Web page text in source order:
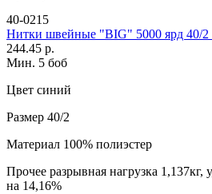
40-0215
Нитки швейные "BIG" 5000 ярд 40/2
244.45 р.
Мин. 5 боб
Цвет синий
Размер 40/2
Материал 100% полиэстер
Прочее разрывная нагрузка
на 14,16%